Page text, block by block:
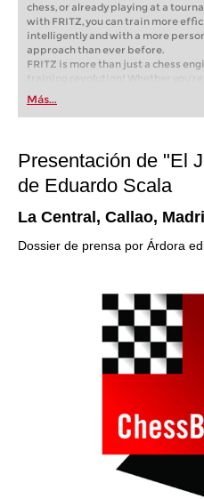
chess, or already playing at a
with FRITZ, you can train more
intelligently and with a more
approach than ever before.
FRITZ is more than just a chess
training revolution! Whether you’re
first steps into the world of club
playing at a tournament level: with
train more efficiently, intelligently
Más...
Presentación de "El
de Eduardo Scala
La Central, Callao,
Dossier de prensa por Árdora